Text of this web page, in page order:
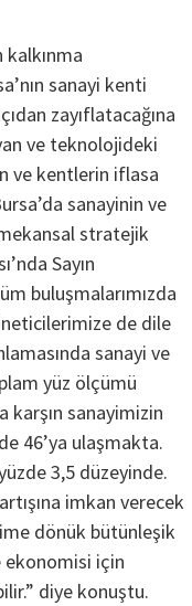
sanayi kenti
zayıflatacağına
ve teknolojideki
ve kentlerin iflasa
sanayinin ve
stratejik
Sayın
buluşmalarımızda
de dile
sanayi ve
yüz ölçümü
karşın sanayimizin
46’ya ulaşmakta.
3,5 düzeyinde.
imkan verecek
dönük bütünleşik
ekonomisi için
diye konuştu.